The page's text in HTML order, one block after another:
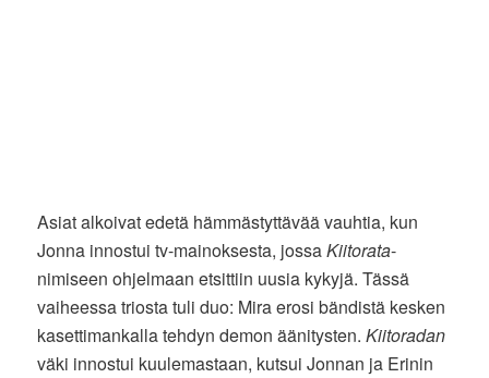
Asiat alkoivat edetä hämmästyttävää vauhtia, kun
Jonna innostui tv-mainoksesta, jossaKiitorata-
nimiseen ohjelmaan etsittiin uusia kykyjä. Tässä
vaiheessa triosta tuli duo: Mira erosi bändistä kesken
kasettimankalla tehdyn demon äänitysten.Kiitoradan
väki innostui kuulemastaan, kutsui Jonnan ja Erinin